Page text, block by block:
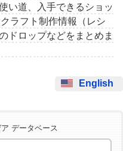
い道、入手できるショッ
ラフト制作情報（レシ
ドロップなどをまとめま
English
データベース